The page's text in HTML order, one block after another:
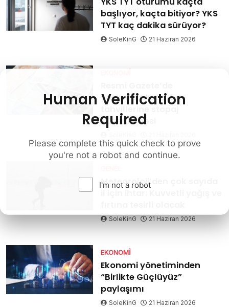
başlıyor, kaçta bitiyor? YKS
TYT kaç dakika sürüyor?
SoleKinG 21 Haziran 2026
yayımlandı: Devlet
düzenlemesi
Meteoroloji’den çok sayıda
SoleKinG 21 Haziran 2026
EKONOMI
Ekonomi yönetiminden
“Birlikte Güçlüyüz”
paylaşımı
SoleKinG 21 Haziran 2026
Human Verification
Required
Please complete this quick check to prove
you're not a robot and continue.
I'm not a robot